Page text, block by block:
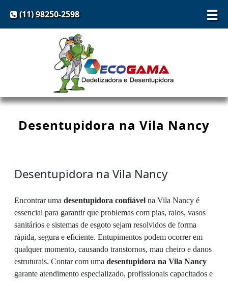
☰
(11) 98250-2598
Desentupidora na Vila Nancy
Desentupidora na Vila Nancy
Encontrar uma desentupidora confiável na Vila Nancy é
essencial para garantir que problemas com pias, ralos, vasos
sanitários e sistemas de esgoto sejam resolvidos de forma
rápida, segura e eficiente. Entupimentos podem ocorrer em
qualquer momento, causando transtornos, mau cheiro e danos
estruturais. Contar com uma desentupidora na Vila Nancy
garante atendimento especializado, profissionais capacitados e